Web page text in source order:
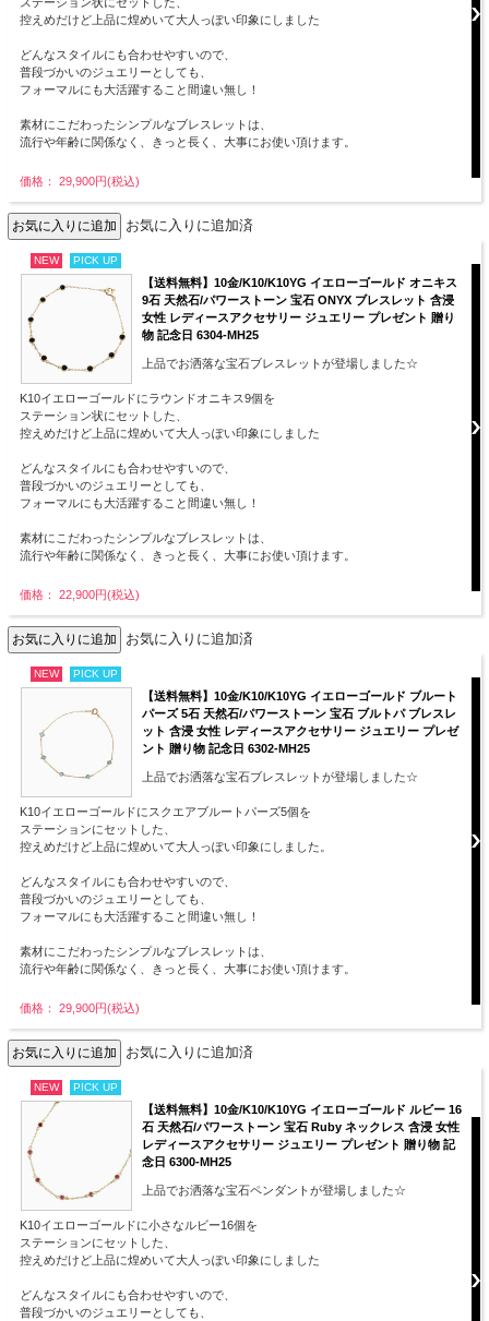
控えめだけど上品に煌めいて大人っぽい印象にしました
どんなスタイルにも合わせやすいので、
普段づかいのジュエリーとしても、
フォーマルにも大活躍すること間違い無し！
素材にこだわったシンプルなブレスレットは、
流行や年齢に関係なく、きっと長く、大事にお使い頂けます。
価格： 29,900円(税込)
お気に入りに追加済
NEW PICK UP
【送料無料】10金/K10/K10YG イエローゴールド オニキス
9石 天然石/パワーストーン 宝石 ONYX ブレスレット 含浸
女性 レディースアクセサリー ジュエリー プレゼント 贈り
物 記念日 6304-MH25
上品でお洒落な宝石ブレスレットが登場しました☆
K10イエローゴールドにラウンドオニキス9個を
ステーション状にセットした、
控えめだけど上品に煌めいて大人っぽい印象にしました
どんなスタイルにも合わせやすいので、
普段づかいのジュエリーとしても、
フォーマルにも大活躍すること間違い無し！
素材にこだわったシンプルなブレスレットは、
流行や年齢に関係なく、きっと長く、大事にお使い頂けます。
価格： 22,900円(税込)
お気に入りに追加済
NEW PICK UP
【送料無料】10金/K10/K10YG イエローゴールド ブルート
パーズ 5石 天然石/パワーストーン 宝石 ブルトパ ブレスレ
ット 含浸 女性 レディースアクセサリー ジュエリー プレゼ
ント 贈り物 記念日 6302-MH25
上品でお洒落な宝石ブレスレットが登場しました☆
K10イエローゴールドにスクエアブルートパーズ5個を
ステーションにセットした、
控えめだけど上品に煌めいて大人っぽい印象にしました。
どんなスタイルにも合わせやすいので、
普段づかいのジュエリーとしても、
フォーマルにも大活躍すること間違い無し！
素材にこだわったシンプルなブレスレットは、
流行や年齢に関係なく、きっと長く、大事にお使い頂けます。
価格： 29,900円(税込)
お気に入りに追加済
NEW PICK UP
【送料無料】10金/K10/K10YG イエローゴールド ルビー 16
石 天然石/パワーストーン 宝石 Ruby ネックレス 含浸 女性
レディースアクセサリー ジュエリー プレゼント 贈り物 記
念日 6300-MH25
上品でお洒落な宝石ペンダントが登場しました☆
K10イエローゴールドに小さなルビー16個を
ステーションにセットした、
控えめだけど上品に煌めいて大人っぽい印象にしました
どんなスタイルにも合わせやすいので、
普段づかいのジュエリーとしても、